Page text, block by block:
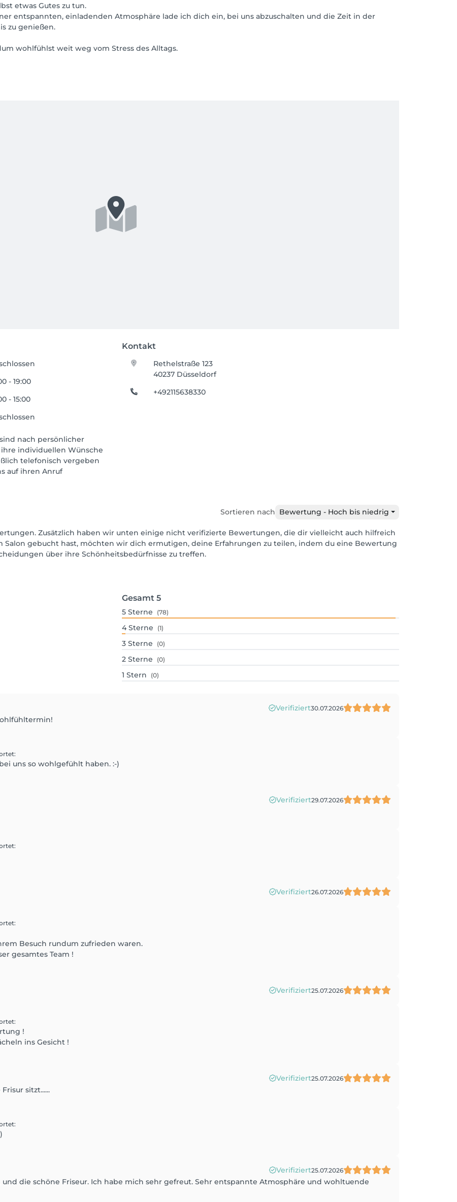
etwas Gutes zu tun.
entspannten, einladenden Atmosphäre lade ich dich ein, bei uns abzuschalten und die Zeit in der
zu genießen.
wohlfühlst weit weg vom Stress des Alltags.
Kontakt
- 19:00
- 15:00
nach persönlicher
individuellen Wünsche
telefonisch vergeben
auf ihren Anruf
Rethelstraße 123
40237 Düsseldorf
+492115638330
Sortieren nach Bewertung - Hoch bis niedrig
Zusätzlich haben wir unten einige nicht verifizierte Bewertungen, die dir vielleicht auch hilfreich
Salon gebucht hast, möchten wir dich ermutigen, deine Erfahrungen zu teilen, indem du eine Bewertung
über ihre Schönheitsbedürfnisse zu treffen.
Gesamt 5
5 Sterne (78)
4 Sterne (1)
3 Sterne (0)
2 Sterne (0)
1 Stern (0)
Verifiziert30.07.2026
:
uns so wohlgefühlt haben. :-)
Verifiziert29.07.2026
:
Verifiziert26.07.2026
:
Besuch rundum zufrieden waren.
gesamtes Team !
Verifiziert25.07.2026
:
!
ins Gesicht !
Verifiziert25.07.2026
sitzt......
:
Verifiziert25.07.2026
die schöne Friseur. Ich habe mich sehr gefreut. Sehr entspannte Atmosphäre und wohltuende